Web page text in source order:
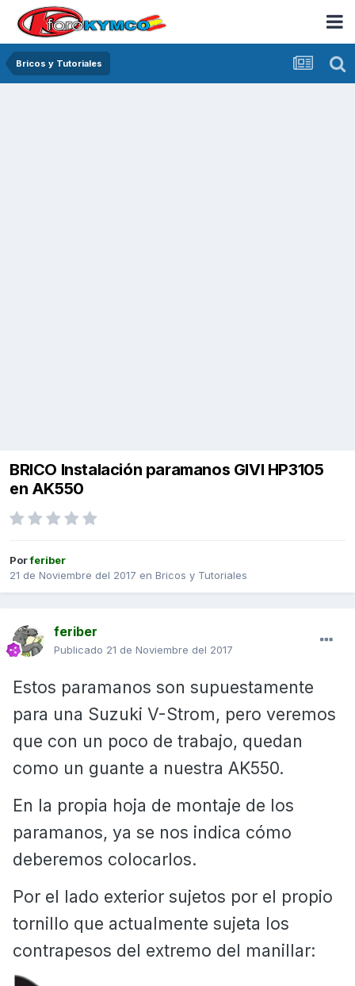
Bricos y Tutoriales
BRICO Instalación paramanos GIVI HP3105
en AK550
Porferiber
21 de Noviembre del 2017 en Bricos y Tutoriales
feriber
Publicado 21 de Noviembre del 2017
Estos paramanos son supuestamente
para una Suzuki V-Strom, pero veremos
que con un poco de trabajo, quedan
como un guante a nuestra AK550.
En la propia hoja de montaje de los
paramanos, ya se nos indica cómo
deberemos colocarlos.
Por el lado exterior sujetos por el propio
tornillo que actualmente sujeta los
contrapesos del extremo del manillar: